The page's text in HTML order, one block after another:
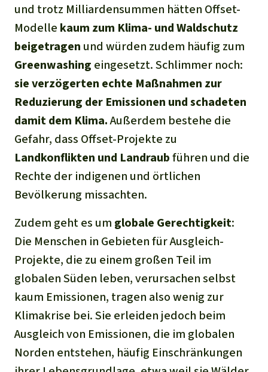
und trotz Milliardensummen hätten Offset-
Modelle kaum zum Klima- und Waldschutz
beigetragen und würden zudem häufig zum
Greenwashing eingesetzt. Schlimmer noch:
sie verzögerten echte Maßnahmen zur
Reduzierung der Emissionen und schadeten
damit dem Klima.Außerdem bestehe die
Gefahr, dass Offset-Projekte zu
Landkonflikten und Landraubführen und die
Rechte der indigenen und örtlichen
Bevölkerung missachten.
Zudem geht es um globale Gerechtigkeit:
Die Menschen in Gebieten für Ausgleich-
Projekte, die zu einem großen Teil im
globalen Süden leben, verursachen selbst
kaum Emissionen, tragen also wenig zur
Klimakrise bei. Sie erleiden jedoch beim
Ausgleich von Emissionen, die im globalen
Norden entstehen, häufig Einschränkungen